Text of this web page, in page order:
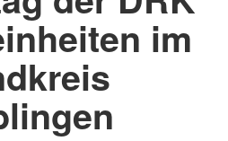
im